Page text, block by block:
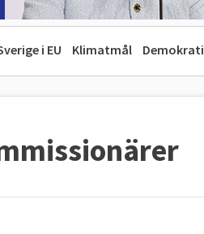
i EU Klimatmål Demokrati